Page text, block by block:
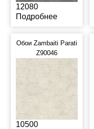
12080
Подробнее
Обои Zambaiti Parati
Z90046
10500